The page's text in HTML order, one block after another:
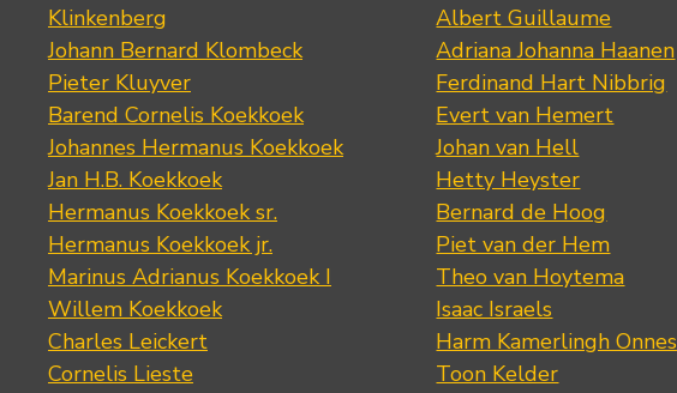
Klinkenberg
Johann Bernard Klombeck
Pieter Kluyver
Barend Cornelis Koekkoek
Johannes Hermanus Koekkoek
Jan H.B. Koekkoek
Hermanus Koekkoek sr.
Hermanus Koekkoek jr.
Marinus Adrianus Koekkoek I
Willem Koekkoek
Charles Leickert
Cornelis Lieste
Albert Guillaume
Adriana Johanna Haanen
Ferdinand Hart Nibbrig
Evert van Hemert
Johan van Hell
Hetty Heyster
Bernard de Hoog
Piet van der Hem
Theo van Hoytema
Isaac Israels
Harm Kamerlingh Onnes
Toon Kelder